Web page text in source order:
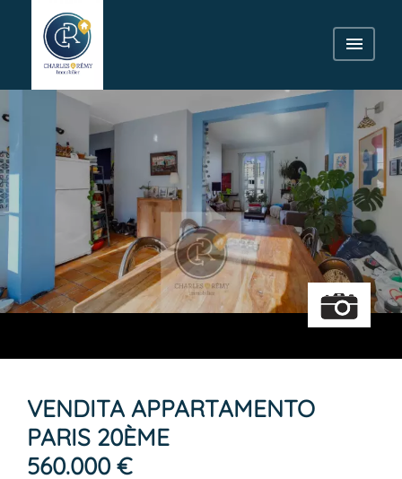
VENDITA APPARTAMENTO
PARIS 20ÈME
560.000 €